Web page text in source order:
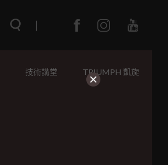
技術講堂 TRIUMPH 凱旋